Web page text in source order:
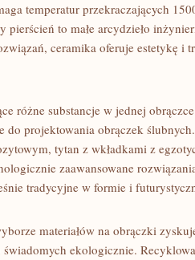
temperatur przekraczających
to małe arcydzieło
ceramika oferuje estetykę i
różne substancje w jednej
projektowania obrączek
tytan z wkładkami z
zaawansowane
tradycyjne w formie i
materiałów na obrączki
ekologicznie.